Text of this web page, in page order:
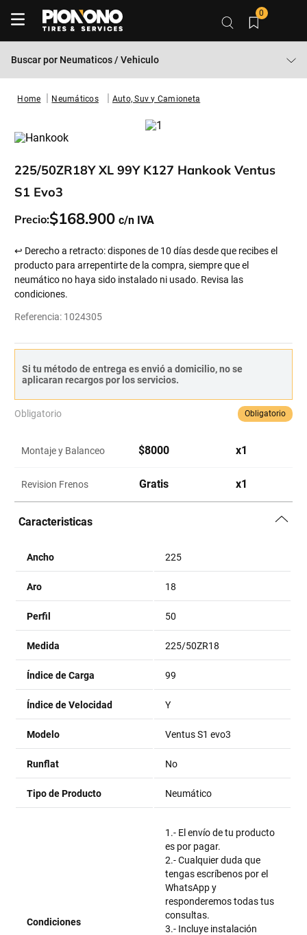
0
Buscar por Neumaticos / Vehiculo
Neumáticos Auto, Suv y Camioneta
225/50ZR18Y XL 99Y K127 Hankook Ventus
S1 Evo3
Precio:$168.900
↩ Derecho a retracto: dispones de 10 días desde que recibes el
producto para arrepentirte de la compra, siempre que el
neumático no haya sido instalado ni usado. Revisa las
condiciones.
Referencia: 1024305
Si tu método de entrega es envió a domicilio, no se
aplicaran recargos por los servicios.
Obligatorio Obligatorio
Montaje y Balanceo $8000 x1
Revision Frenos Gratis x1
Caracteristicas
Ancho 225
Aro 18
Perfil 50
Medida 225/50ZR18
Índice de Carga 99
Índice de Velocidad Y
Modelo Ventus S1 evo3
Runflat No
Tipo de Producto Neumático
Condiciones
1.- El envío de tu producto
es por pagar.
2.- Cualquier duda que
tengas escríbenos por el
WhatsApp y
responderemos todas tus
consultas.
3.- Incluye instalación